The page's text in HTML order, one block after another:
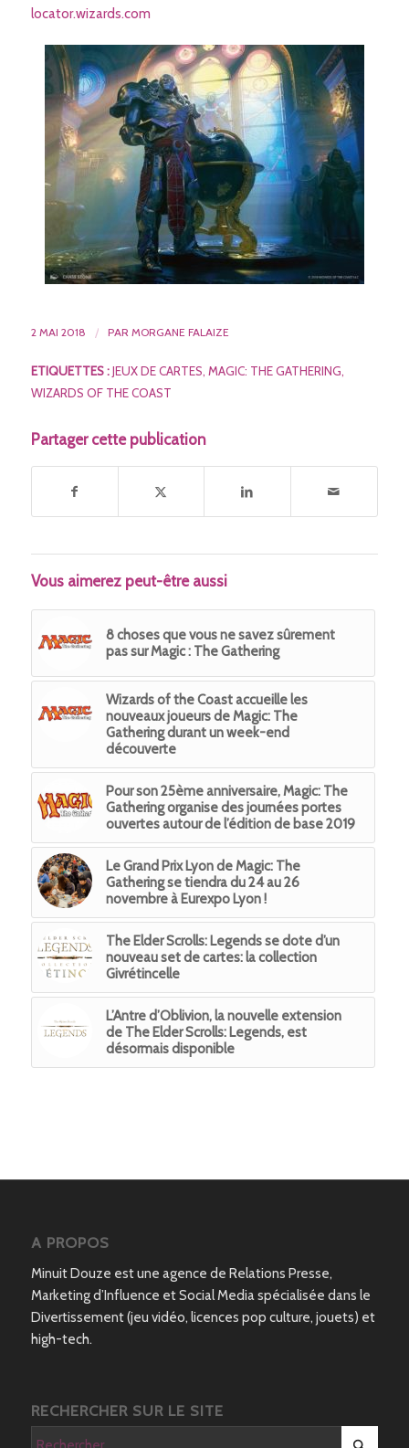
locator.wizards.com
2 MAI 2018 / PAR MORGANE FALAIZE
ETIQUETTES : JEUX DE CARTES, MAGIC: THE GATHERING,
WIZARDS OF THE COAST
Partager cette publication
Vous aimerez peut-être aussi
8 choses que vous ne savez sûrement
pas sur Magic : The Gathering
Wizards of the Coast accueille les
nouveaux joueurs de Magic: The
Gathering durant un week-end
découverte
Pour son 25ème anniversaire, Magic: The
Gathering organise des journées portes
ouvertes autour de l’édition de base 2019
Le Grand Prix Lyon de Magic: The
Gathering se tiendra du 24 au 26
novembre à Eurexpo Lyon !
The Elder Scrolls: Legends se dote d’un
nouveau set de cartes: la collection
Givrétincelle
L’Antre d’Oblivion, la nouvelle extension
de The Elder Scrolls: Legends, est
désormais disponible
A PROPOS
Minuit Douze est une agence de Relations Presse,
Marketing d’Influence et Social Media spécialisée dans le
Divertissement (jeu vidéo, licences pop culture, jouets) et
high-tech.
RECHERCHER SUR LE SITE